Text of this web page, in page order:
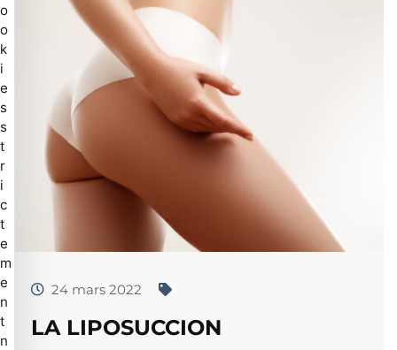
24 mars 2022
LA LIPOSUCCION
o
o
k
i
e
s
s
t
r
i
c
t
e
m
e
n
t
n